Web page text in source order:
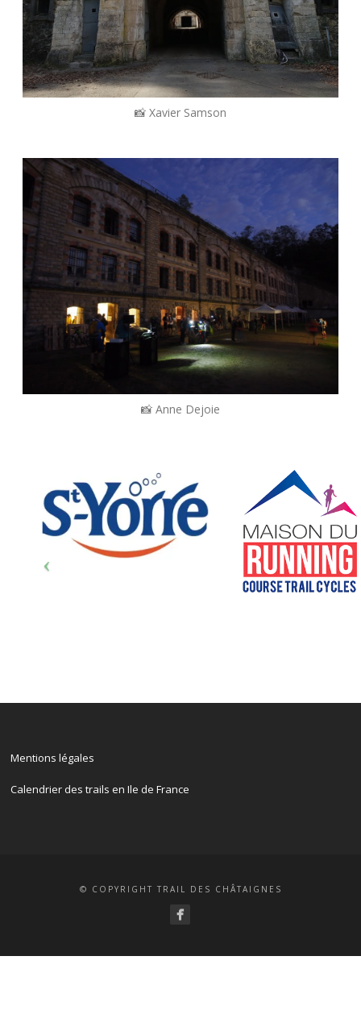
📸 Xavier Samson
📸 Anne Dejoie
Mentions légales
Calendrier des trails en Ile de France
© COPYRIGHT TRAIL DES CHÂTAIGNES